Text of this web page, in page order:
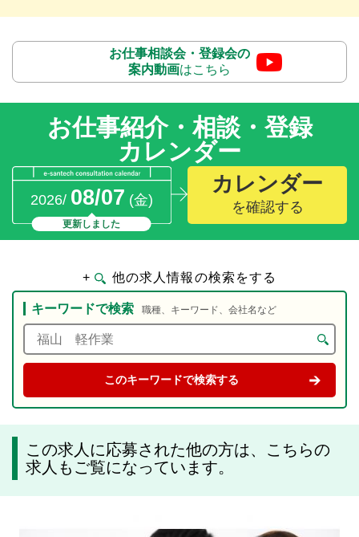
お仕事相談会・登録会の
案内動画はこちら
お仕事紹介・相談・登録
カレンダー
2026/ 08/07 (金)
更新しました
カレンダー
を確認する
+ 他の求人情報の検索をする
キーワードで検索 職種、キーワード、会社名など
この求人に応募された他の方は、こちらの
求人もご覧になっています。